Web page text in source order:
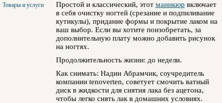
Товары и услуги
Простой и классический, этот маникюр включает
в себя очистку ногтей (срезание и подпиливание
кутикулы), придание формы и покрытие лаком на
ваш выбор. Если вы хотите поизобретать, за
дополнительную плату можно добавить рисунок
на ногтях.
Продолжительность жизни: до недели.
Как снимать: Надин Абрамчик, соучредитель
компании tenoverten, советует смочить ватный
диск в жидкости для снятия лака без ацетона,
чтобы легко снять лак в домашних условиях.